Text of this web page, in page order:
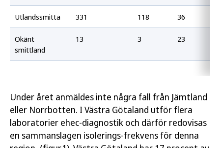
Utlandssmitta 331 118 36
Okänt
smittland
13 3 23
Under året anmäldes inte några fall från Jämtland
eller Norrbotten. I Västra Götaland utför flera
laboratorier ehec-diagnostik och därför redovisas
en sammanslagen isolerings-frekvens för denna